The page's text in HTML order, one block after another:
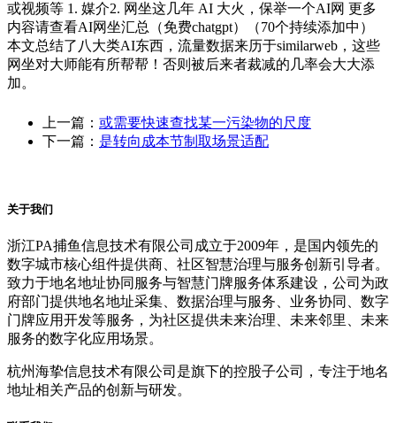
或视频等 1. 媒介2. 网坐这几年 AI 大火，保举一个AI网 更多
内容请查看AI网坐汇总（免费chatgpt）（70个持续添加中）
本文总结了八大类AI东西，流量数据来历于similarweb，这些
网坐对大师能有所帮帮！否则被后来者裁减的几率会大大添
加。
上一篇： 或需要快速查找某一污染物的尺度
下一篇： 是转向成本节制取场景适配
关于我们
浙江PA捕鱼信息技术有限公司成立于2009年，是国内领先的
数字城市核心组件提供商、社区智慧治理与服务创新引导者。
致力于地名地址协同服务与智慧门牌服务体系建设，公司为政
府部门提供地名地址采集、数据治理与服务、业务协同、数字
门牌应用开发等服务，为社区提供未来治理、未来邻里、未来
服务的数字化应用场景。
杭州海挚信息技术有限公司是旗下的控股子公司，专注于地名
地址相关产品的创新与研发。